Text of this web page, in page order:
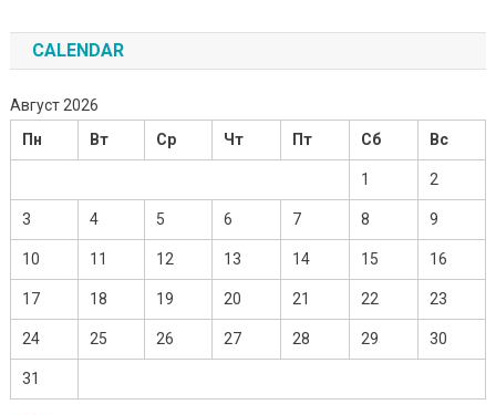
CALENDAR
Август 2026
Пн
Вт Ср Чт Пт Сб Вс
1 2
3 4 5 6 7 8 9
10 11 12 13 14 15 16
17 18 19 20 21 22 23
24 25 26 27 28 29 30
31